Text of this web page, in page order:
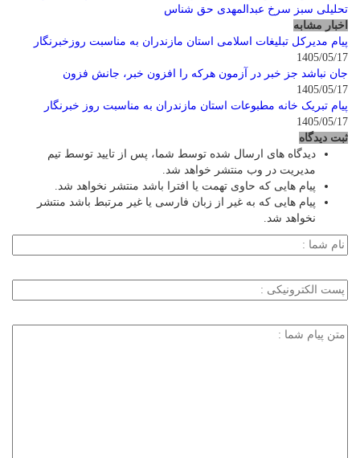
تحلیلی سبز سرخ عبدالمهدی حق شناس
اخبار مشابه
پیام مدیرکل تبلیغات اسلامی استان مازندران به مناسبت روزخبرنگار
1405/05/17
جان نباشد جز خبر در آزمون هرکه را افزون خبر، جانش فزون
1405/05/17
پیام تبریک خانه مطبوعات استان مازندران به مناسبت روز خبرنگار
1405/05/17
ثبت دیدگاه
دیدگاه های ارسال شده توسط شما، پس از تایید توسط تیم
مدیریت در وب منتشر خواهد شد.
پیام هایی که حاوی تهمت یا افترا باشد منتشر نخواهد شد.
پیام هایی که به غیر از زبان فارسی یا غیر مرتبط باشد منتشر
نخواهد شد.